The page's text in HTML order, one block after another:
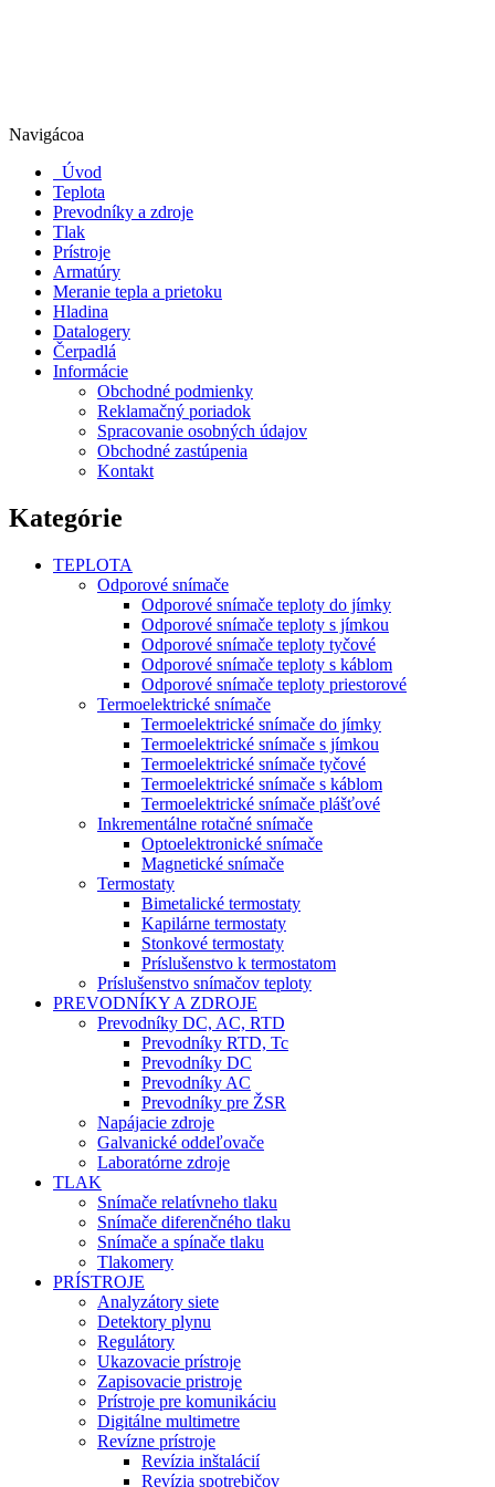
Navigácoa
Úvod
Teplota
Prevodníky a zdroje
Tlak
Prístroje
Armatúry
Meranie tepla a prietoku
Hladina
Datalogery
Čerpadlá
Informácie
Obchodné podmienky
Reklamačný poriadok
Spracovanie osobných údajov
Obchodné zastúpenia
Kontakt
Kategórie
TEPLOTA
Odporové snímače
Odporové snímače teploty do jímky
Odporové snímače teploty s jímkou
Odporové snímače teploty tyčové
Odporové snímače teploty s káblom
Odporové snímače teploty priestorové
Termoelektrické snímače
Termoelektrické snímače do jímky
Termoelektrické snímače s jímkou
Termoelektrické snímače tyčové
Termoelektrické snímače s káblom
Termoelektrické snímače plášťové
Inkrementálne rotačné snímače
Optoelektronické snímače
Magnetické snímače
Termostaty
Bimetalické termostaty
Kapilárne termostaty
Stonkové termostaty
Príslušenstvo k termostatom
Príslušenstvo snímačov teploty
PREVODNÍKY A ZDROJE
Prevodníky DC, AC, RTD
Prevodníky RTD, Tc
Prevodníky DC
Prevodníky AC
Prevodníky pre ŽSR
Napájacie zdroje
Galvanické oddeľovače
Laboratórne zdroje
TLAK
Snímače relatívneho tlaku
Snímače diferenčného tlaku
Snímače a spínače tlaku
Tlakomery
PRÍSTROJE
Analyzátory siete
Detektory plynu
Regulátory
Ukazovacie prístroje
Zapisovacie pristroje
Prístroje pre komunikáciu
Digitálne multimetre
Revízne prístroje
Revízia inštalácií
Revízia spotrebičov